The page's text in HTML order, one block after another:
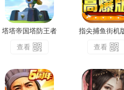
塔塔帝国塔防王者
查看 查看